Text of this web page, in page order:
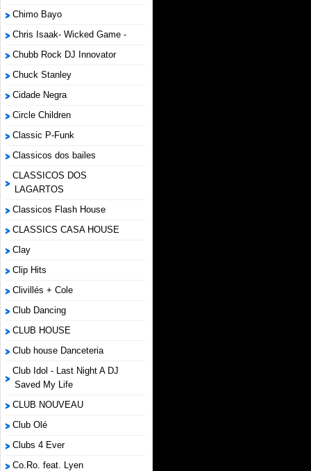
Chimo Bayo
Chris Isaak- Wicked Game -
Chubb Rock DJ Innovator
Chuck Stanley
Cidade Negra
Circle Children
Classic P-Funk
Classicos dos bailes
CLASSICOS DOS
LAGARTOS
Classicos Flash House
CLASSICS CASA HOUSE
Clay
Clip Hits
Clivillés + Cole
Club Dancing
CLUB HOUSE
Club house Danceteria
Club Idol - Last Night A DJ
Saved My Life
CLUB NOUVEAU
Club Olé
Clubs 4 Ever
Co.Ro. feat. Lyen